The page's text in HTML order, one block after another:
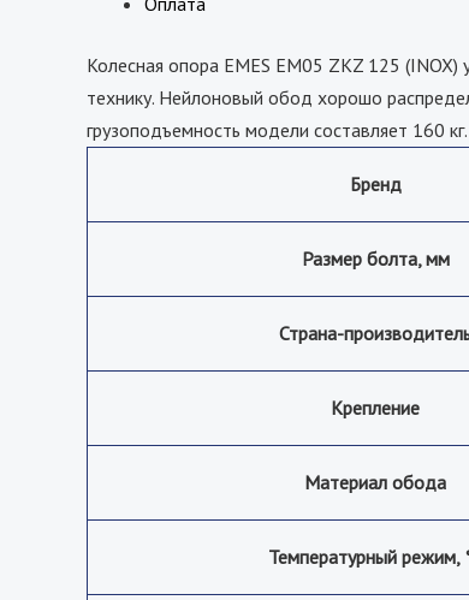
Колесная опора EMES EM05 ZKZ 125
технику. Нейлоновый обод хорошо
грузоподъемность модели составляет 160
Бренд
Размер болта, мм
Страна-
Крепление
Материал обода
Температурный режим,